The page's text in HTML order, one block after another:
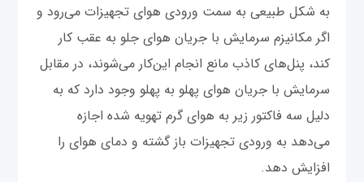
به شکل طبیعی به سمت ورودی هوای تجهیزات می‌رود و
اگر مکانیزم سرمایش با جریان هوای جلو به عقب کار
کند، پنل‌های کاذب مانع انجام این‌کار می‌شوند، در مقابل
سرمایش با جریان هوای پهلو به پهلو وجود دارد که به
دلیل سه فاکتور زیر به هوای گرم تهویه شده اجازه
می‌دهد به ورودی تجهیزات باز گشته و دمای هوای را
افزایش دهد.